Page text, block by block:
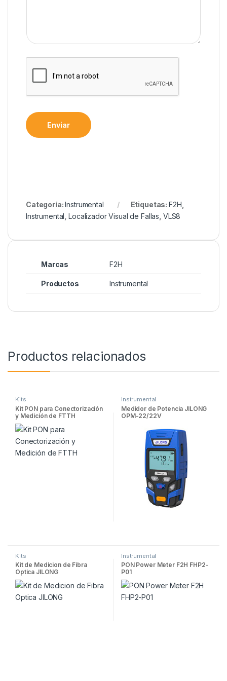
Enviar
Categoría:Instrumental Etiquetas: F2H
Instrumental ,Localizador Visual de Fallas VLS8
Marcas F2H
Productos Instrumental
Productos relacionados
Kits
Kit PON para Conectorización
y Medición de FTTH
Instrumental
Medidor de Potencia JILONG
OPM-22/22V
Kits
Kit de Medicion de Fibra
Optica JILONG
Instrumental
PON Power Meter F2H FHP2-
P01